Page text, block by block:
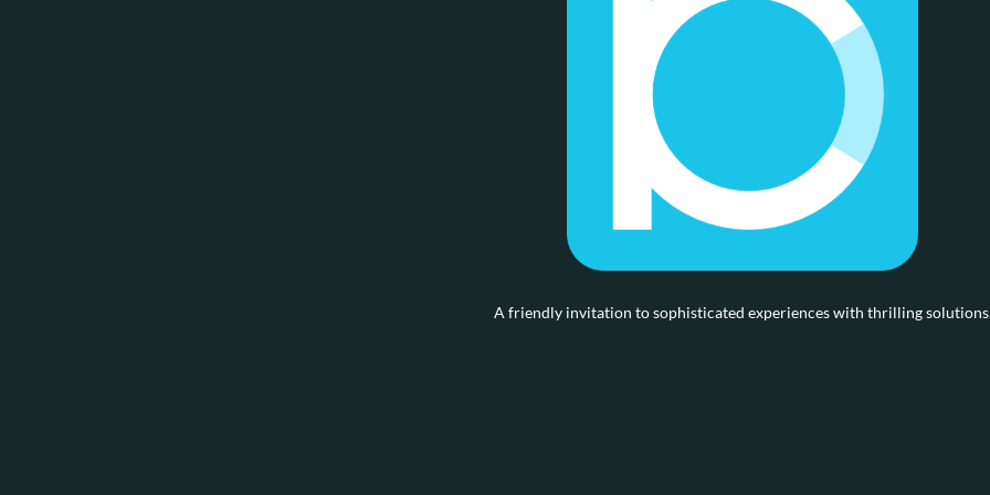
A friendly invitation to sophisticated experiences with thrilling